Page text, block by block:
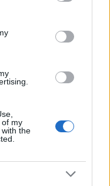
third-party tags to
in below Google
of my
the
- mondta a
volt az a dal,
25-én, 50
"A zene ikonjai"
tárgy került
amely